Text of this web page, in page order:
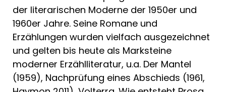
der literarischen Moderne der 1950er und
1960er Jahre. Seine Romane und
Erzählungen wurden vielfach ausgezeichnet
und gelten bis heute als Marksteine
moderner Erzählliteratur, u.a. Der Mantel
(1959), Nachprüfung eines Abschieds (1961,